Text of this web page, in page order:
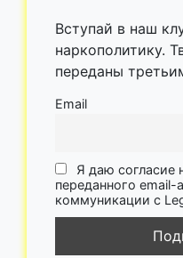
Вступай в наш
наркополитику.
переданы
Email
Я даю согласие
переданного email-
коммуникации с